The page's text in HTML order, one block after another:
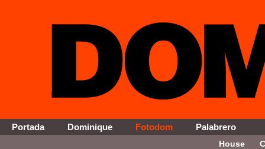
Portada Dominique Fotodom Palabrero
House